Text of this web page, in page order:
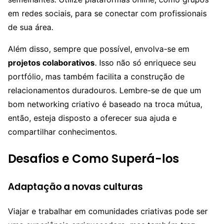
em redes sociais, para se conectar com profissionais
de sua área.
Além disso, sempre que possível, envolva-se em
projetos colaborativos. Isso não só enriquece seu
portfólio, mas também facilita a construção de
relacionamentos duradouros. Lembre-se de que um
bom networking criativo é baseado na troca mútua,
então, esteja disposto a oferecer sua ajuda e
compartilhar conhecimentos.
Desafios e Como Superá-los
Adaptação a novas culturas
Viajar e trabalhar em comunidades criativas pode ser